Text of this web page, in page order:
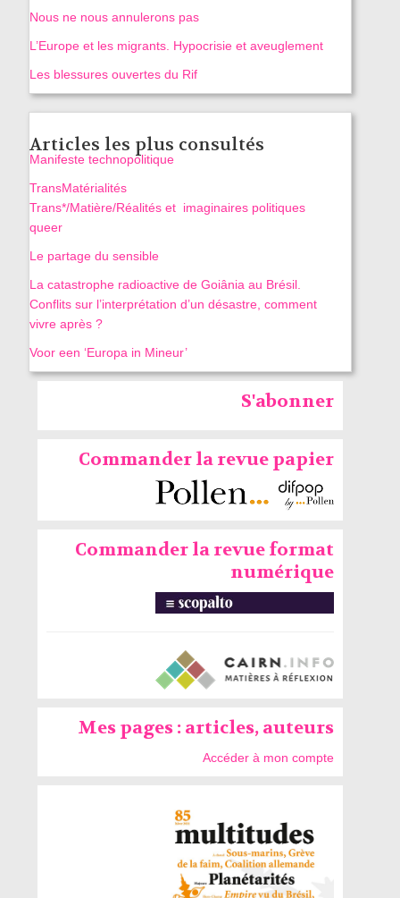
Nous ne nous annulerons pas
L’Europe et les migrants. Hypocrisie et aveuglement
Les blessures ouvertes du Rif
Articles les plus consultés
Manifeste technopolitique
TransMatérialités
Trans*/Matière/Réalités et imaginaires politiques
queer
Le partage du sensible
La catastrophe radioactive de Goiânia au Brésil.
Conflits sur l’interprétation d’un désastre, comment
vivre après ?
Voor een ‘Europa in Mineur’
S'abonner
Commander la revue papier
Commander la revue format
numérique
Mes pages : articles, auteurs
Accéder à mon compte